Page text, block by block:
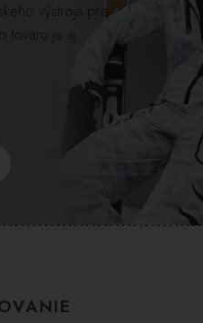
výstroja pre
tovaru je aj